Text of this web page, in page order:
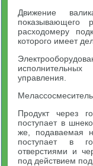
Движение
показывающего
расходомеру
которого имеет
управления.
Продукт через
поступает в
же, подаваемая
поступает в
отверстиями и
под действием